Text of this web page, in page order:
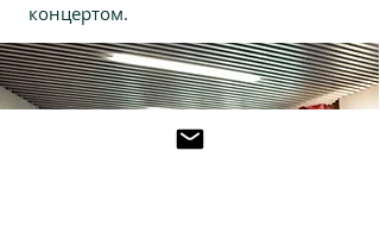
концертом.